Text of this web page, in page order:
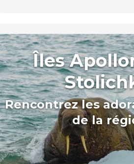
Îles
Rencontrez les
de la